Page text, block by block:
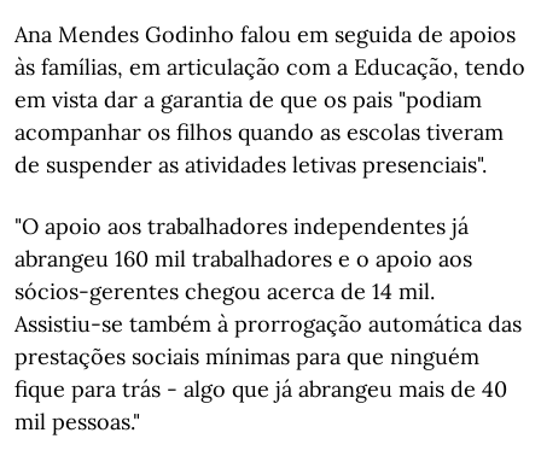
Ana Mendes Godinho falou em seguida de apoios
às famílias, em articulação com a Educação, tendo
em vista dar a garantia de que os pais "podiam
acompanhar os filhos quando as escolas tiveram
de suspender as atividades letivas presenciais".
"O apoio aos trabalhadores independentes já
abrangeu 160 mil trabalhadores e o apoio aos
sócios-gerentes chegou acerca de 14 mil.
Assistiu-se também à prorrogação automática das
prestações sociais mínimas para que ninguém
fique para trás - algo que já abrangeu mais de 40
mil pessoas."